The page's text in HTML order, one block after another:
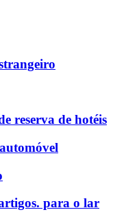
reserva de hotéis
para o lar